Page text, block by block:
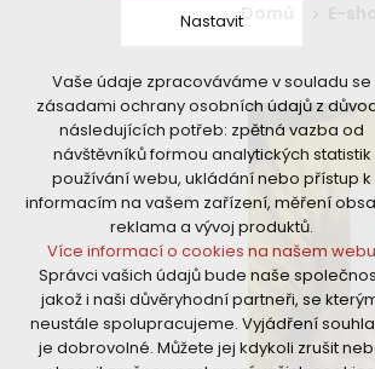
Nastavit
Technická cookies
nutná pro provozování webu
udržení kontextu stránek (session):
případná přihlášení, volby jazyka, apod.
Volitelná cookies
analytická pro anonymizované
vyhodnocení návštěvnosti
marketingová cookies (Google)
Více informací o cookies na našem webu
Přijmout všechny cookies
Vaše údaje zpracováváme v souladu se
zásadami ochrany osobních údajů z
následujících potřeb: zpětná vazba od
návštěvníků formou analytických statistik
používání webu, ukládání nebo přístup k
informacím na vašem zařízení, měření
reklama a vývoj produktů.
Více informací o cookies na našem webu
Správci vašich údajů bude naše
jakož i naši důvěryhodní partneři, se
neustále spolupracujeme. Vyjádření
je dobrovolné. Můžete jej kdykoli zrušit
Domů E-